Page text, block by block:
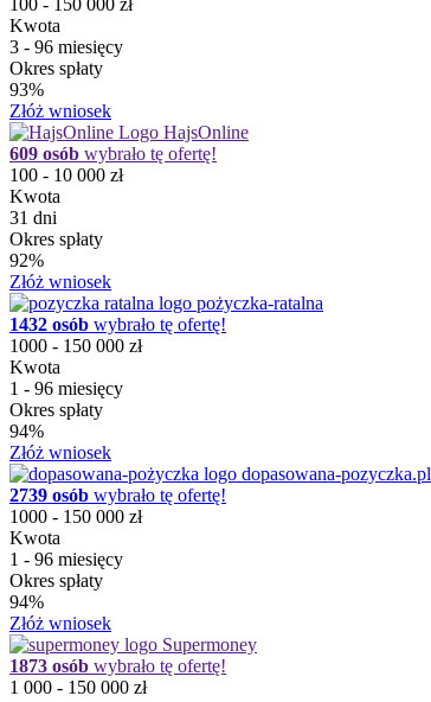
Kwota
3 - 96 miesięcy
Okres spłaty
93%
Złóż wniosek
HajsOnline
609 osób wybrało tę ofertę!
100 - 10 000 zł
Kwota
31 dni
Okres spłaty
92%
Złóż wniosek
pożyczka-ratalna
1432 osób wybrało tę ofertę!
1000 - 150 000 zł
Kwota
1 - 96 miesięcy
Okres spłaty
94%
Złóż wniosek
dopasowana-pozyczka.pl
2739 osób wybrało tę ofertę!
1000 - 150 000 zł
Kwota
1 - 96 miesięcy
Okres spłaty
94%
Złóż wniosek
Supermoney
1873 osób wybrało tę ofertę!
1 000 - 150 000 zł